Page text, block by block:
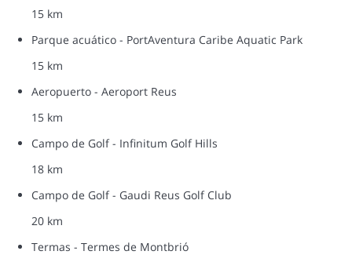
15 km
Parque acuático - PortAventura Caribe Aquatic Park
15 km
Aeropuerto - Aeroport Reus
15 km
Campo de Golf - Infinitum Golf Hills
18 km
Campo de Golf - Gaudi Reus Golf Club
20 km
Termas - Termes de Montbrió